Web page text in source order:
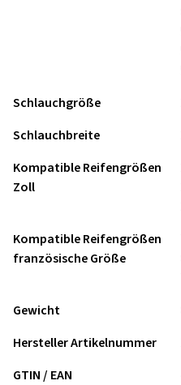
Schlauchgröße
Schlauchbreite
Kompatible Reifengrößen
Zoll
Kompatible Reifengrößen
französische Größe
Gewicht
Hersteller Artikelnummer
GTIN / EAN